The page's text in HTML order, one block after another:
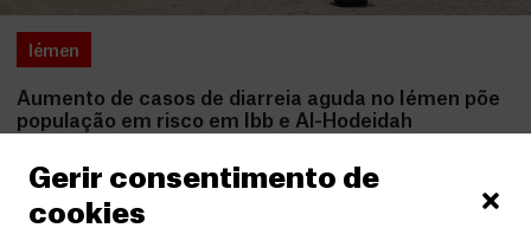
Gerir consentimento de
cookies
Iémen
Aumento de casos de diarreia aguda no Iémen põe
população em risco em Ibb e Al-Hodeidah
LEIA MAIS